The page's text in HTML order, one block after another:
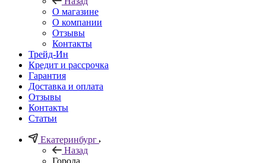
О магазине
О компании
Отзывы
Контакты
Трейд-Ин
Кредит и рассрочка
Гарантия
Доставка и оплата
Отзывы
Контакты
Статьи
Екатеринбург
Назад
Города